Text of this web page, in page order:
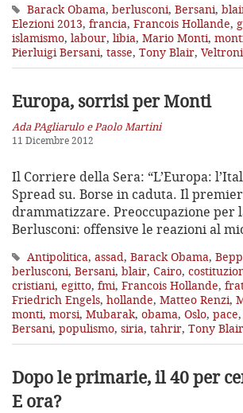
Barack Obama, berlusconi, Bersani,
Elezioni 2013, francia, Francois Hollande,
islamismo, labour, libia, Mario Monti,
Pierluigi Bersani, tasse, Tony Blair, Veltroni
Europa, sorrisi per Monti
Ada PAgliarulo e Paolo Martini
11 Dicembre 2012
Il Corriere della Sera: “L’Europa:
Spread su. Borse in caduta. Il
drammatizzare. Preoccupazione per
Berlusconi: offensive le reazioni al
Antipolitica, assad, Barack Obama,
berlusconi, Bersani, blair, Cairo,
cristiani, egitto, fmi, Francois Hollande,
Friedrich Engels, hollande, Matteo Renzi,
monti, morsi, Mubarak, obama, Oslo, pace,
Bersani, populismo, siria, tahrir, Tony Blair
Dopo le primarie, il 40 per
E ora?